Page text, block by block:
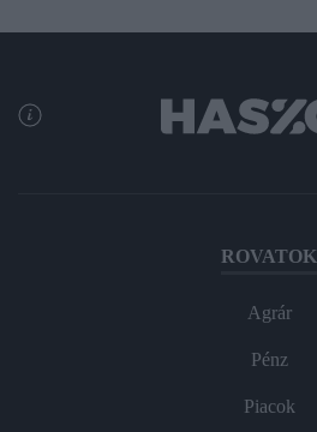
ROVATOK
Agrár
Pénz
Piacok